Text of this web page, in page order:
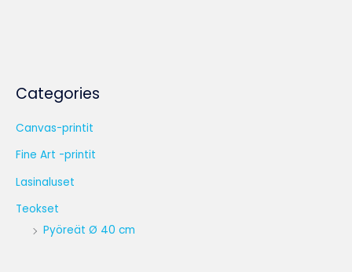
Categories
Canvas-printit
Fine Art -printit
Lasinaluset
Teokset
Pyöreät Ø 40 cm